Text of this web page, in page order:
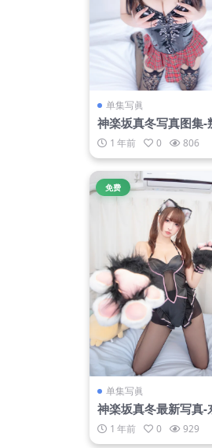
单集写眞
神楽坂真冬写真图集-
人偶[75P-91MB]
1 年前 0 806
免费
单集写眞
神楽坂真冬最新写真-
猫女[75P2V-403MB]
1 年前 0 929